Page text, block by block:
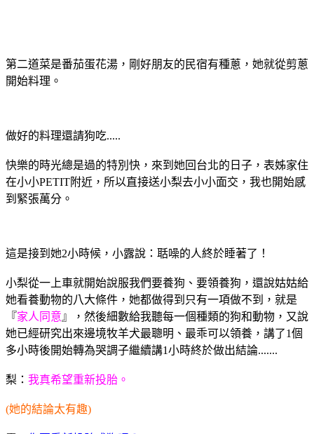
第二道菜是番茄蛋花湯，剛好朋友的民宿有種蔥，她就從剪蔥
開始料理。
做好的料理還請狗吃.....
快樂的時光總是過的特別快，來到她回台北的日子，表姊家住
在小小PETIT附近，所以直接送小梨去小小面交，我也開始感
到緊張萬分。
這是接到她2小時候，小露說：聒噪的人終於睡著了！
小梨從一上車就開始說服我們要養狗、要領養狗，還說姑姑給
她看養動物的八大條件，她都做得到只有一項做不到，就是
『家人同意 』，然後細數給我聽每一個種類的狗和動物，又說
她已經研究出來邊境牧羊犬最聰明、最乖可以領養，講了1個
多小時後開始轉為哭調子繼續講1小時終於做出結論.......
梨： 我真希望重新投胎。
(她的結論太有趣)